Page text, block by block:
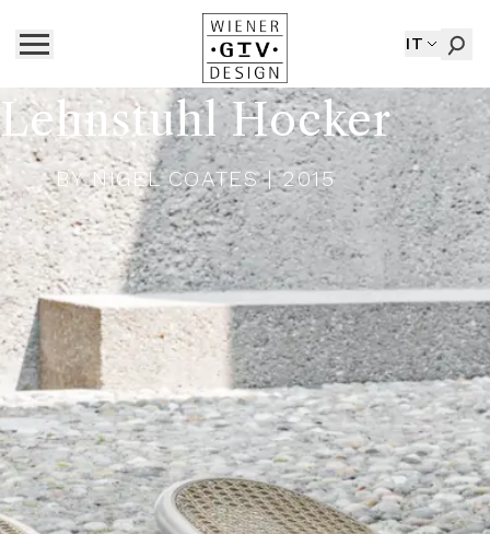
IT
Lehnstuhl Hocker
BYNIGEL COATES| 2015